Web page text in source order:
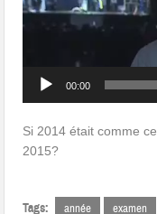
00:00
Si 2014 était comme
2015?
Tags: année examen